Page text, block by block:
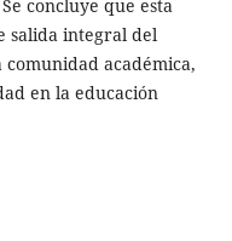
concluye que esta
salida integral del
académica,
en la educación